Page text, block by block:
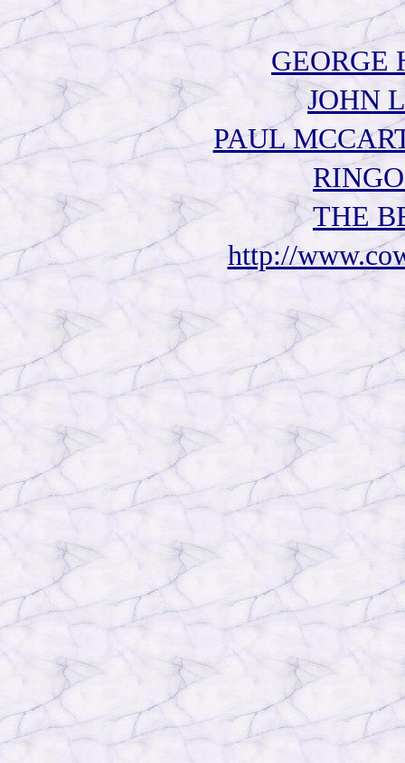
GEORGE
JOHN
PAUL
THE
http://